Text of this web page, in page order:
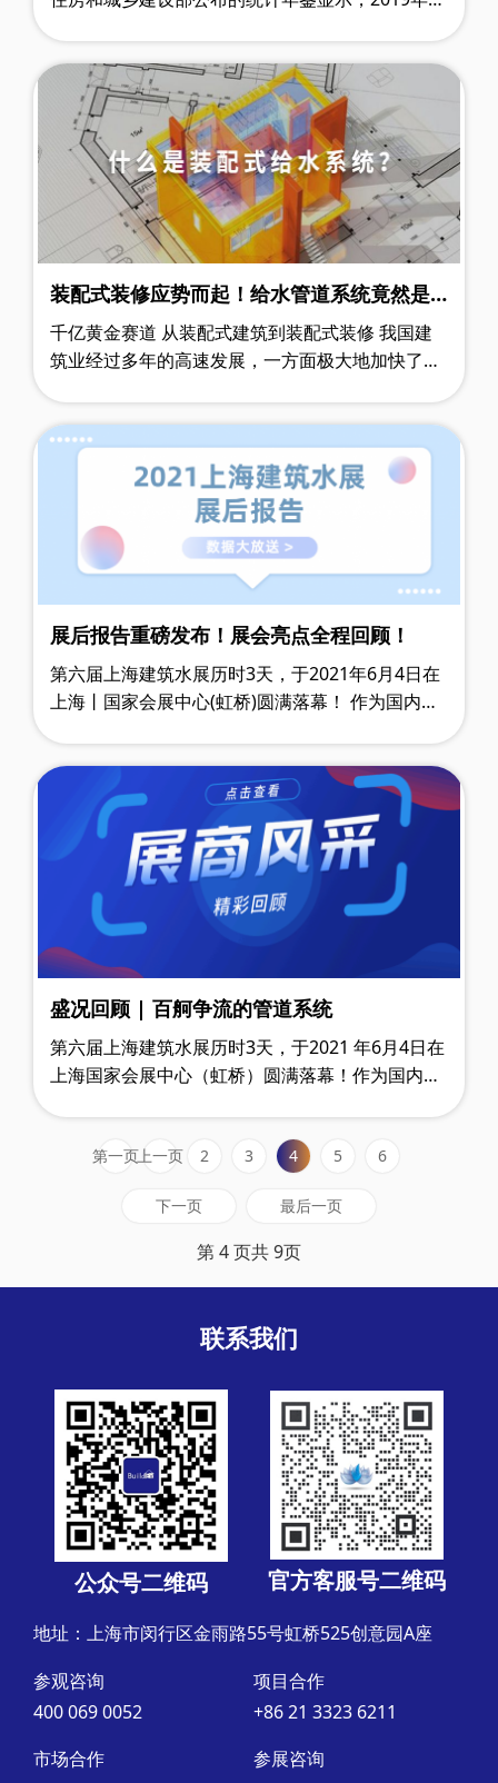
装配式装修应势而起！给水管道系统竟然是c
位？
千亿黄金赛道 从装配式建筑到装配式装修 我国建
筑业经过多年的高速发展，一方面极大地加快了城
展后报告重磅发布！展会亮点全程回顾！
第六届上海建筑水展历时3天，于2021年6月4日在
上海丨国家会展中心(虹桥)圆满落幕！ 作为国内建
盛况回顾 | 百舸争流的管道系统
第六届上海建筑水展历时3天，于2021 年6月4日在
上海国家会展中心（虹桥）圆满落幕！作为国内建
第一页上一页 2 3 4 5 6
下一页 最后一页
第 4 页共 9页
联系我们
公众号二维码 官方客服号二维码
地址：上海市闵行区金雨路55号虹桥525创意园A座
参观咨询
400 069 0052
项目合作
+86 21 3323 6211
市场合作
参展咨询